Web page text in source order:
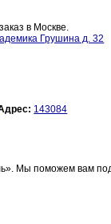
в Москве.
Грушина д. 32
143084
Мы поможем вам